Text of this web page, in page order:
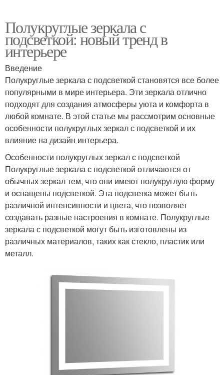
Полукруглые зеркала с
подсветкой: новый тренд в
интерьере
Введение
Полукруглые зеркала с подсветкой становятся все более
популярными в мире интерьера. Эти зеркала отлично
подходят для создания атмосферы уюта и комфорта в
любой комнате. В этой статье мы рассмотрим основные
особенности полукруглых зеркал с подсветкой и их
влияние на дизайн интерьера.
Особенности полукруглых зеркал с подсветкой
Полукруглые зеркала с подсветкой отличаются от
обычных зеркал тем, что они имеют полукруглую форму
и оснащены подсветкой. Эта подсветка может быть
различной интенсивности и цвета, что позволяет
создавать разные настроения в комнате. Полукруглые
зеркала с подсветкой могут быть изготовлены из
различных материалов, таких как стекло, пластик или
металл.